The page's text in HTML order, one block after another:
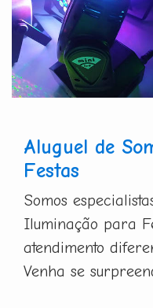
Aluguel de
Festas
Somos
Iluminação para
atendimento
Venha se